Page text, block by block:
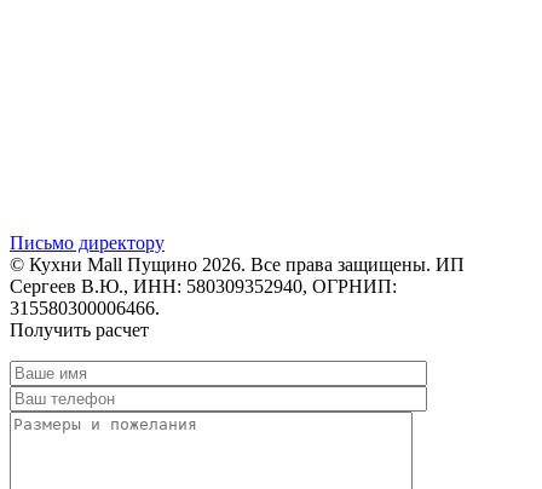
Письмо директору
© Кухни Mall Пущино 2026. Все права защищены. ИП
Сергеев В.Ю., ИНН: 580309352940, ОГРНИП:
315580300006466.
Получить расчет